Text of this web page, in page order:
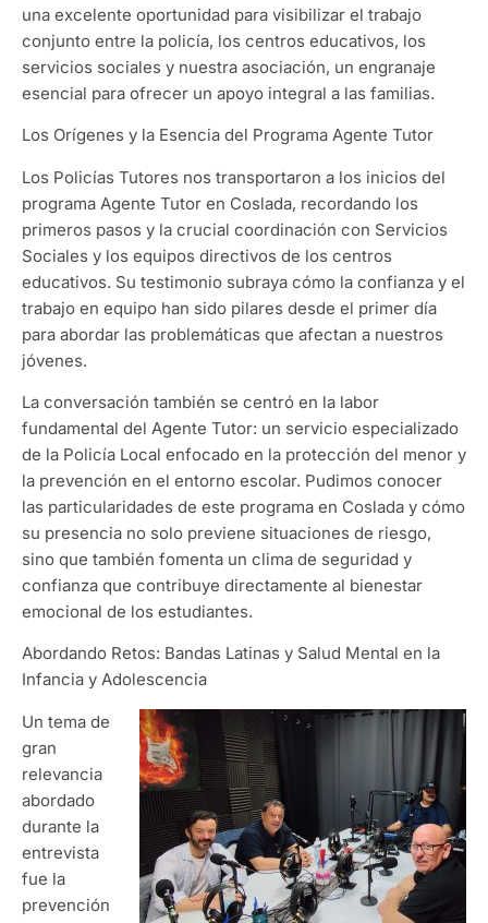
una excelente oportunidad para visibilizar el trabajo
conjunto entre la policía, los centros educativos, los
servicios sociales y nuestra asociación, un engranaje
esencial para ofrecer un apoyo integral a las familias.
Los Orígenes y la Esencia del Programa Agente Tutor
Los Policías Tutores nos transportaron a los inicios del
programa Agente Tutor en Coslada, recordando los
primeros pasos y la crucial coordinación con Servicios
Sociales y los equipos directivos de los centros
educativos. Su testimonio subraya cómo la confianza y el
trabajo en equipo han sido pilares desde el primer día
para abordar las problemáticas que afectan a nuestros
jóvenes.
La conversación también se centró en la labor
fundamental del Agente Tutor: un servicio especializado
de la Policía Local enfocado en la protección del menor y
la prevención en el entorno escolar. Pudimos conocer
las particularidades de este programa en Coslada y cómo
su presencia no solo previene situaciones de riesgo,
sino que también fomenta un clima de seguridad y
confianza que contribuye directamente al bienestar
emocional de los estudiantes.
Abordando Retos: Bandas Latinas y Salud Mental en la
Infancia y Adolescencia
Un tema de
gran
relevancia
abordado
durante la
entrevista
fue la
prevención